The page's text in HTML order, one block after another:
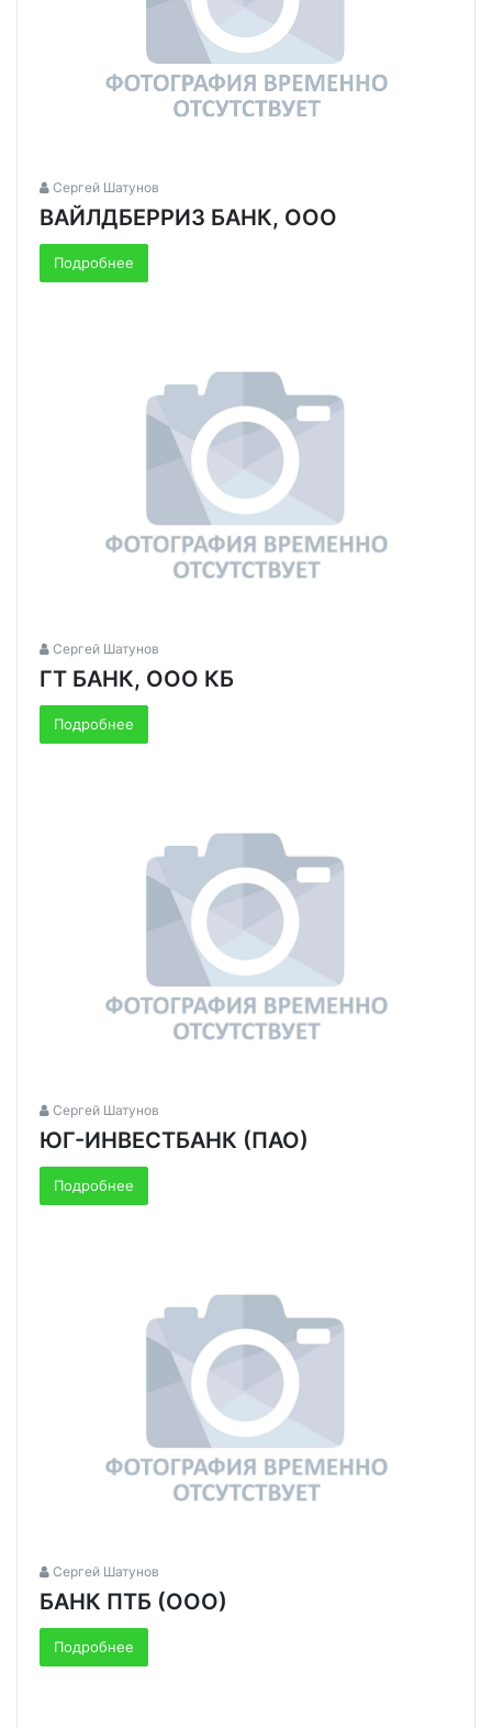
Сергей Шатунов
ВАЙЛДБЕРРИЗ БАНК, ООО
Подробнее
Сергей Шатунов
ГТ БАНК, ООО КБ
Подробнее
Сергей Шатунов
ЮГ-ИНВЕСТБАНК (ПАО)
Подробнее
Сергей Шатунов
БАНК ПТБ (ООО)
Подробнее